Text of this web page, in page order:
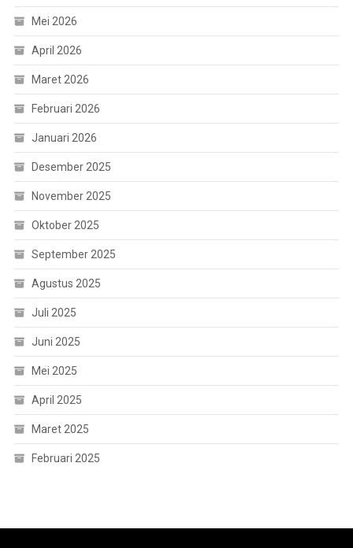
Mei 2026
April 2026
Maret 2026
Februari 2026
Januari 2026
Desember 2025
November 2025
Oktober 2025
September 2025
Agustus 2025
Juli 2025
Juni 2025
Mei 2025
April 2025
Maret 2025
Februari 2025